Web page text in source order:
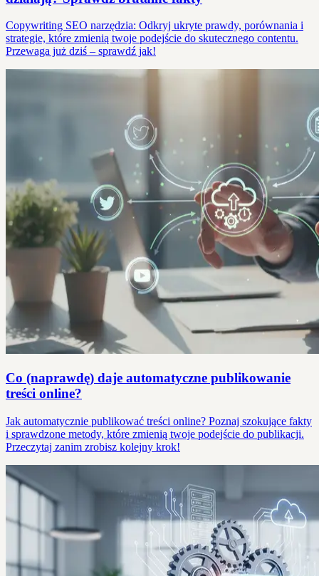
Copywriting SEO narzędzia: Odkryj ukryte prawdy, porównania i
strategie, które zmienią twoje podejście do skutecznego contentu.
Przewaga już dziś – sprawdź jak!
Co (naprawdę) daje automatyczne publikowanie
treści online?
Jak automatycznie publikować treści online? Poznaj szokujące fakty
i sprawdzone metody, które zmienią twoje podejście do publikacji.
Przeczytaj zanim zrobisz kolejny krok!